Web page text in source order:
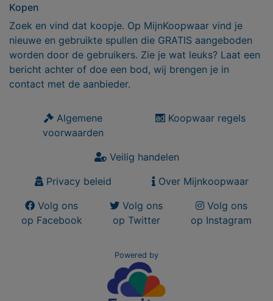
Kopen
Zoek en vind dat koopje. Op MijnKoopwaar vind je
nieuwe en gebruikte spullen die GRATIS aangeboden
worden door de gebruikers. Zie je wat leuks? Laat een
bericht achter of doe een bod, wij brengen je in
contact met de aanbieder.
Algemene
voorwaarden
Koopwaar regels
Veilig handelen
Privacy beleid
Over Mijnkoopwaar
Volg ons
op Facebook
Volg ons
op Twitter
Volg ons
op Instagram
Powered by